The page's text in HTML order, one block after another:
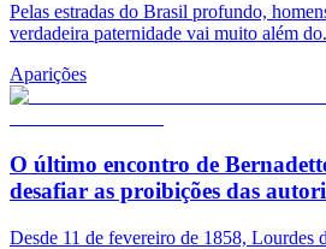
Pelas estradas do Brasil profundo,
verdadeira paternidade vai muito além
Aparições
O último encontro de
desafiar as proibições das
Desde 11 de fevereiro de 1858, Lourdes